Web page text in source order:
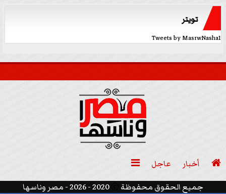
تويتر
Tweets by MasrwNasha1
 أخبار عاجل

جميع الحقوق محفوظة